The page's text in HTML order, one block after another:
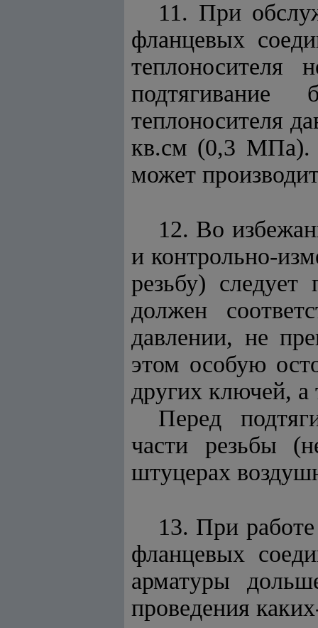
11. При
фланцевых
теплоносителя
теплоносителя
кв.см (0,3 МПа).
может
12. Во
и контрольно-
резьбу)
должен
давлении, не
этом особую
других ключей,
Перед
части резьбы
штуцерах
13. При работе
фланцевых
арматуры
проведения